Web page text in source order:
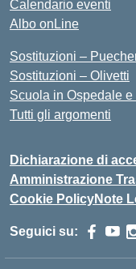
Calendario eventi
Albo onLine
Sostituzioni –
Sostituzioni – Olivetti
Scuola in Ospedale
Tutti gli argomenti
Dichiarazione di
Amministrazione
Cookie PolicyNote
Seguici su: